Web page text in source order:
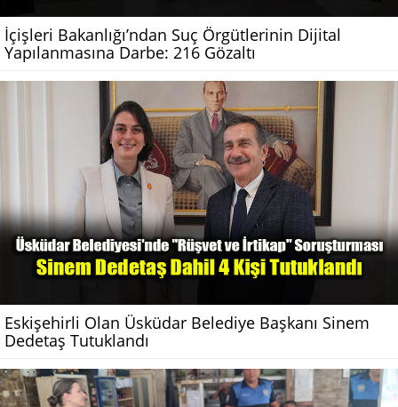
İçişleri Bakanlığı’ndan Suç Örgütlerinin Dijital
Yapılanmasına Darbe: 216 Gözaltı
Eskişehirli Olan Üsküdar Belediye Başkanı Sinem
Dedetaş Tutuklandı